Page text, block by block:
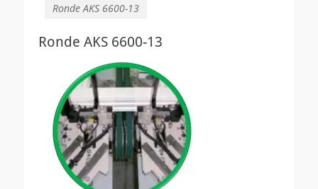
Ronde AKS 6600-13
Ronde AKS 6600-13